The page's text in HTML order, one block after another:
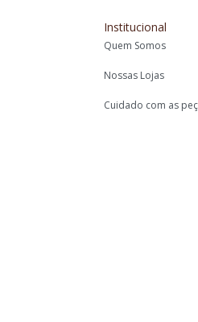
Institucional
Quem Somos
Nossas Lojas
Cuidado com as